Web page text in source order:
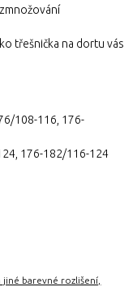
třešnička na dortu vás
108-116, 176-
176-182/116-124
barevné rozlišení,